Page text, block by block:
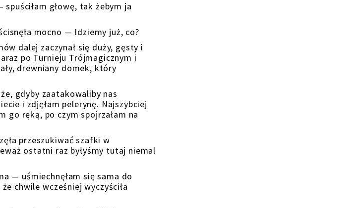
głowę, tak żebym ja
mocno — Idziemy już, co?
dalej zaczynał się duży, gęsty i
po Turnieju Trójmagicznym i
drewniany domek, który
gdyby zaatakowaliby nas
i zdjęłam pelerynę. Najszybciej
go ręką, po czym spojrzałam na
przeszukiwać szafki w
ostatni raz byłyśmy tutaj niemal
— uśmiechnęłam się sama do
chwile wcześniej wyczyściła